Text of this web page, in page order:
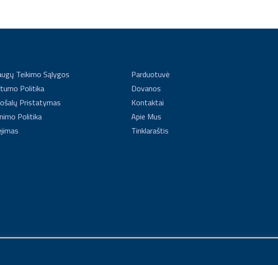
Teikimo Sąlygos
Politika
Pristatymas
Politika
Parduotuvė
Dovanos
Kontaktai
Apie Mus
Tinklaraštis